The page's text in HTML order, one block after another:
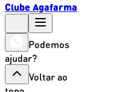
Clube Agafarma
Podemos
ajudar?
Voltar ao